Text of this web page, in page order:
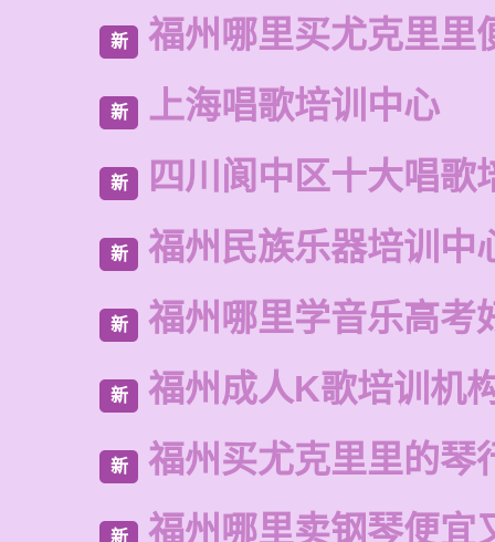
新 福州哪里买尤克里里
新 上海唱歌培训中心
新 四川阆中区十大唱歌
新 福州民族乐器培训中
新 福州哪里学音乐高考
新 福州成人K歌培训机
新 福州买尤克里里的琴
新 福州哪里卖钢琴便宜